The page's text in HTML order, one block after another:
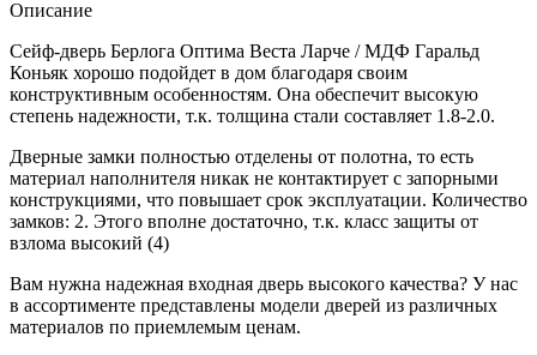
Описание
Сейф-дверь Берлога Оптима Веста Ларче / МДФ Гаральд
Коньяк хорошо подойдет в дом благодаря своим
конструктивным особенностям. Она обеспечит высокую
степень надежности, т.к. толщина стали составляет 1.8-2.0.
Дверные замки полностью отделены от полотна, то есть
материал наполнителя никак не контактирует с запорными
конструкциями, что повышает срок эксплуатации. Количество
замков: 2. Этого вполне достаточно, т.к. класс защиты от
взлома высокий (4)
Вам нужна надежная входная дверь высокого качества? У нас
в ассортименте представлены модели дверей из различных
материалов по приемлемым ценам.